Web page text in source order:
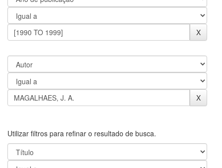
Utilizar filtros para refinar o resultado de busca.